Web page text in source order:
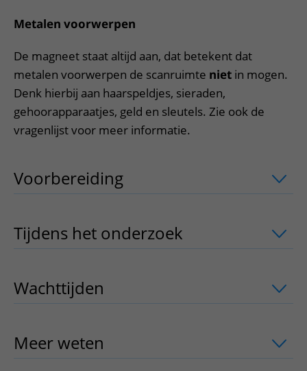
Metalen voorwerpen
De magneet staat altijd aan, dat betekent dat
metalen voorwerpen de scanruimte niet in mogen.
Denk hierbij aan haarspeldjes, sieraden,
gehoorapparaatjes, geld en sleutels. Zie ook de
vragenlijst voor meer informatie.
Voorbereiding uitklapper, klik om te
Tijdens het onderzoek uitklapper, klik
Wachttijden uitklapper, klik om te
Meer weten uitklapper, klik om te